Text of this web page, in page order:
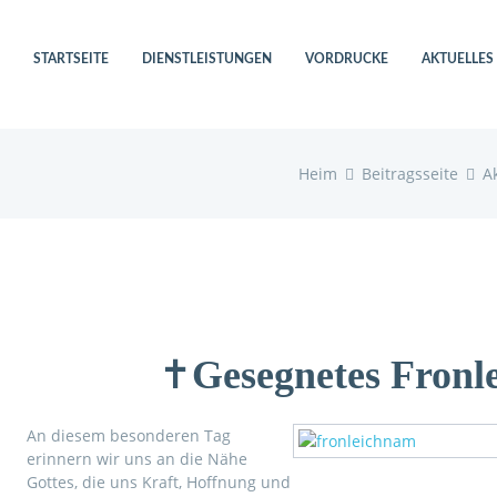
STARTSEITE DIENSTLEISTUNGEN VORDRUCKE AKTUELLES
Heim Beitragsseite
✝️Gesegnetes
An diesem besonderen Tag
erinnern wir uns an die Nähe
Gottes, die uns Kraft, Hoffnung und